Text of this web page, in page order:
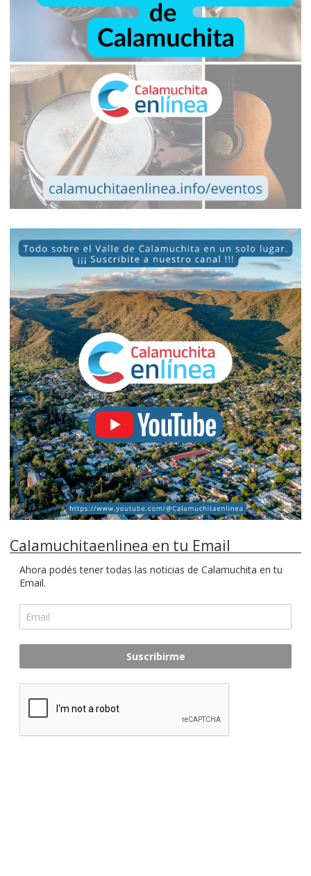
Calamuchitaenlinea en tu Email
Ahora podés tener todas las noticias de Calamuchita en tu
Email.
Suscribirme